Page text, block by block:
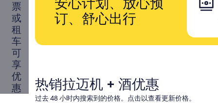
拉
迈
机
票
+酒
票
或
租
车
可
享
优
惠
安心计划、放心预
订、舒心出行
热销拉迈机 + 酒优惠
过去 48 小时内搜索到的价格。点击以查看更新价格。